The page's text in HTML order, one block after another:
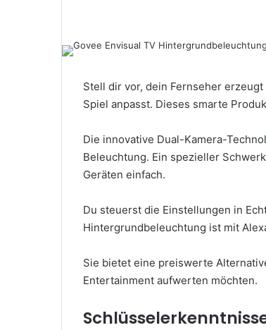
Stell dir vor, dein Fernseher
Spiel anpasst. Dieses smarte
Die innovative Dual-Kamera-
Beleuchtung. Ein spezieller
Geräten einfach.
Du steuerst die Einstellungen in
Hintergrundbeleuchtung ist mit
Sie bietet eine preiswerte
Entertainment aufwerten möchten.